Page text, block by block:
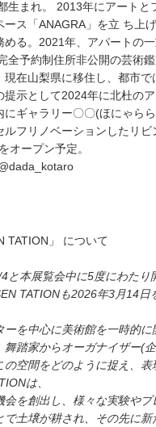
生まれ。 2013年にアートと
ース「ANAGRA」を立 ち上
める。2021年、アパートの
全予約制住所非公開の芸術
現在山梨県に移住し、都市
提示として2024年に北杜の
にギャラリー〇〇(ほにゃら
ルフリノベーションしたリビ
オープン予定。
TATION」 について
と本展覧会中に5度にわたり
TATIONも2026年3月14日
ーを中心に美術館を一時的に
舞踏家からオーガナイザー(
の空間をどのように捉え、表
は、
会を創出し、様々な実験や
で土壌が耕され、その先に新